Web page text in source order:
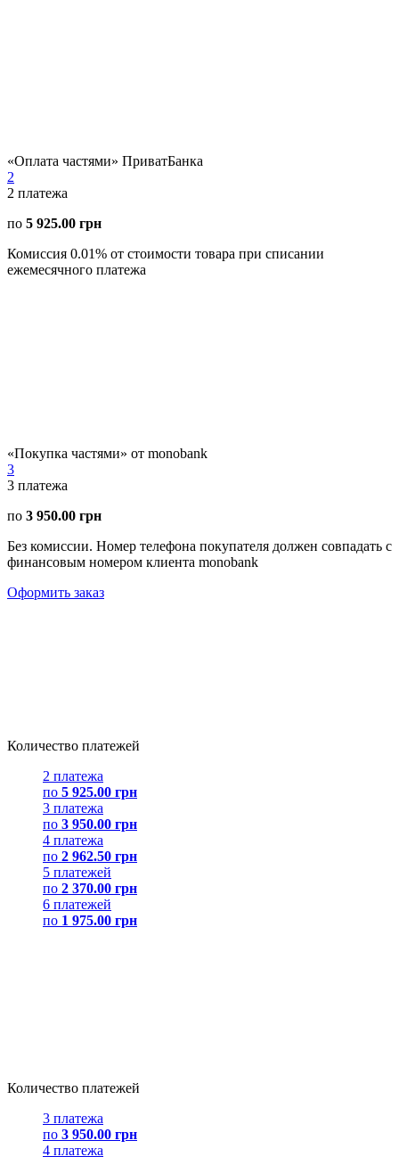
«Оплата частями» ПриватБанка
2
2 платежа
по 5 925.00 грн
Комиссия 0.01% от стоимости товара при списании
ежемесячного платежа
«Покупка частями» от monobank
3
3 платежа
по 3 950.00 грн
Без комиссии. Номер телефона покупателя должен совпадать с
финансовым номером клиента monobank
Оформить заказ
Количество платежей
2 платежа
по 5 925.00 грн
3 платежа
по 3 950.00 грн
4 платежа
по 2 962.50 грн
5 платежей
по 2 370.00 грн
6 платежей
по 1 975.00 грн
Количество платежей
3 платежа
по 3 950.00 грн
4 платежа